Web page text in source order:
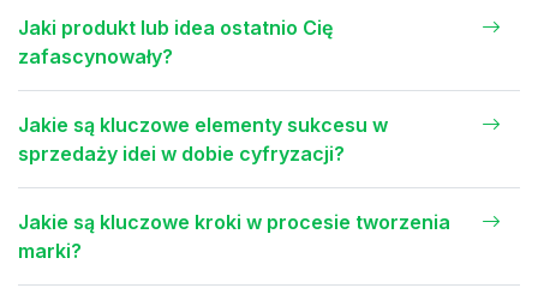
Jaki produkt lub idea ostatnio Cię
zafascynowały?
Jakie są kluczowe elementy sukcesu w
sprzedaży idei w dobie cyfryzacji?
Jakie są kluczowe kroki w procesie tworzenia
marki?